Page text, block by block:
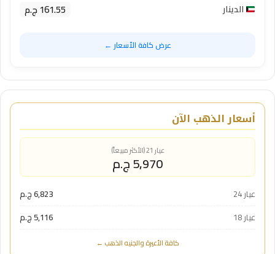
الدينار 161.55 ج.م
عرض كافة الأسعار ←
أسعار الذهب الآن
عيار 21 (الأكثر مبيعاً)
5,970 ج.م
عيار 24
6,823 ج.م
عيار 18
5,116 ج.م
كافة الأعيرة والجنيه الذهب ←